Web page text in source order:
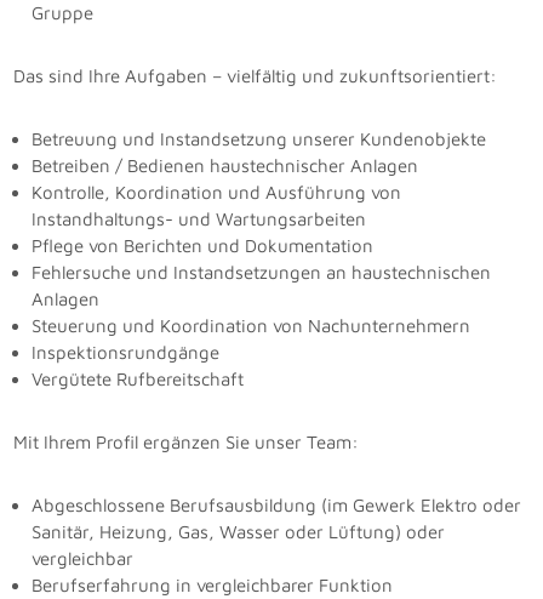
Gruppe
Das sind Ihre Aufgaben – vielfältig und zukunftsorientiert:
Betreuung und Instandsetzung unserer Kundenobjekte
Betreiben / Bedienen haustechnischer Anlagen
Kontrolle, Koordination und Ausführung von
Instandhaltungs- und Wartungsarbeiten
Pflege von Berichten und Dokumentation
Fehlersuche und Instandsetzungen an haustechnischen
Anlagen
Steuerung und Koordination von Nachunternehmern
Inspektionsrundgänge
Vergütete Rufbereitschaft
Mit Ihrem Profil ergänzen Sie unser Team:
Abgeschlossene Berufsausbildung (im Gewerk Elektro oder
Sanitär, Heizung, Gas, Wasser oder Lüftung) oder
vergleichbar
Berufserfahrung in vergleichbarer Funktion